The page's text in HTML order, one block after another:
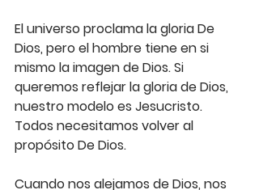
El universo proclama la gloria De
Dios, pero el hombre tiene en si
mismo la imagen de Dios. Si
queremos reflejar la gloria de Dios,
nuestro modelo es Jesucristo.
Todos necesitamos volver al
propósito De Dios.
Cuando nos alejamos de Dios, nos